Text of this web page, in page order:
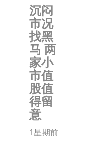
沉闷
市况
找黑
马 两
家小
市值
股值
得留
意
1星期前